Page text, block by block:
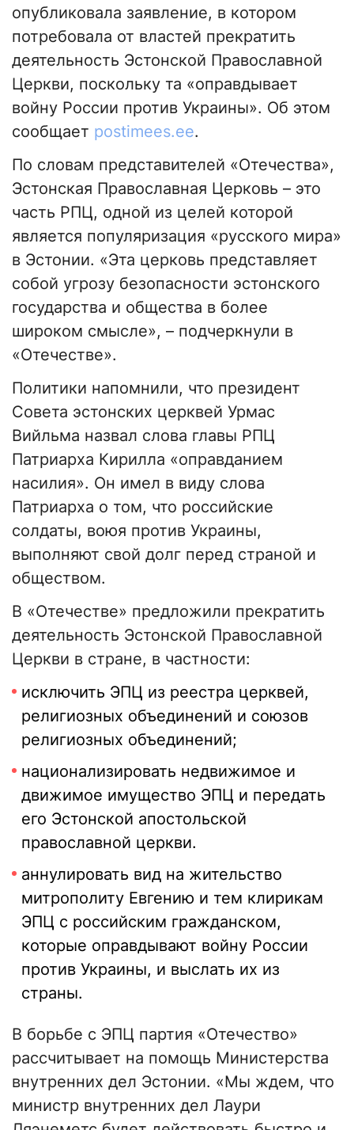
опубликовала заявление, в котором
потребовала от властей прекратить
деятельность Эстонской Православной
Церкви, поскольку та «оправдывает
войну России против Украины». Об этом
сообщает postimees.ee.
По словам представителей «Отечества»,
Эстонская Православная Церковь – это
часть РПЦ, одной из целей которой
является популяризация «русского мира»
в Эстонии. «Эта церковь представляет
собой угрозу безопасности эстонского
государства и общества в более
широком смысле», – подчеркнули в
«Отечестве».
Политики напомнили, что президент
Совета эстонских церквей Урмас
Вийльма назвал слова главы РПЦ
Патриарха Кирилла «оправданием
насилия». Он имел в виду слова
Патриарха о том, что российские
солдаты, воюя против Украины,
выполняют свой долг перед страной и
обществом.
В «Отечестве» предложили прекратить
деятельность Эстонской Православной
Церкви в стране, в частности:
исключить ЭПЦ из реестра церквей,
религиозных объединений и союзов
религиозных объединений;
национализировать недвижимое и
движимое имущество ЭПЦ и передать
его Эстонской апостольской
православной церкви.
аннулировать вид на жительство
митрополиту Евгению и тем клирикам
ЭПЦ с российским гражданском,
которые оправдывают войну России
против Украины, и выслать их из
страны.
В борьбе с ЭПЦ партия «Отечество»
рассчитывает на помощь Министерства
внутренних дел Эстонии. «Мы ждем, что
министр внутренних дел Лаури